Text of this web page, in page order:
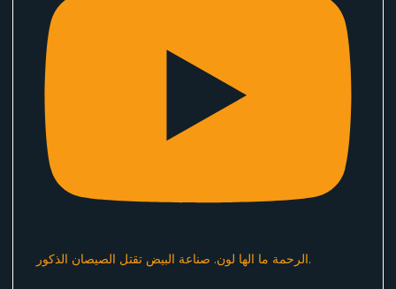
الرحمة ما الها لون. صناعة البيض تقتل الصيصان الذكور.